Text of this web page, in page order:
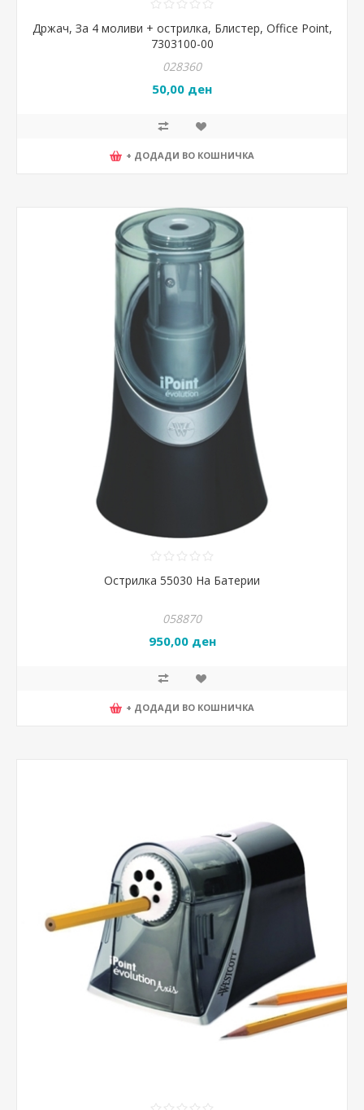
Држач, За 4 моливи + острилка, Блистер, Office Point,
7303100-00
028360
50,00 ден
+ ДОДАДИ ВО КОШНИЧКА
Острилка 55030 На Батерии
058870
950,00 ден
+ ДОДАДИ ВО КОШНИЧКА